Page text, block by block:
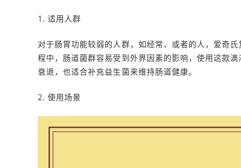
1. 适用人群
对于肠胃功能较弱的人群，如经常、或者的人，爱奇
程中，肠道菌群容易受到外界因素的影响，使用这款
衰退，也适合补充益生菌来维持肠道健康。
2. 使用场景